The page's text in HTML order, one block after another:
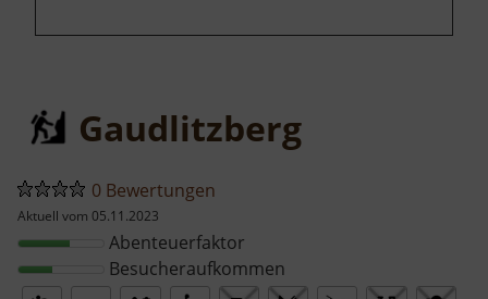
Gaudlitzberg
0 Bewertungen
Aktuell vom 05.11.2023
Abenteuerfaktor
Besucheraufkommen